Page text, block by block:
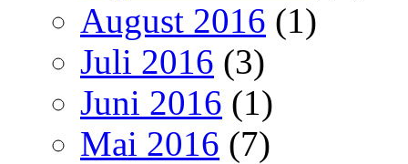
August 2016 (1)
Juli 2016 (3)
Juni 2016 (1)
Mai 2016 (7)